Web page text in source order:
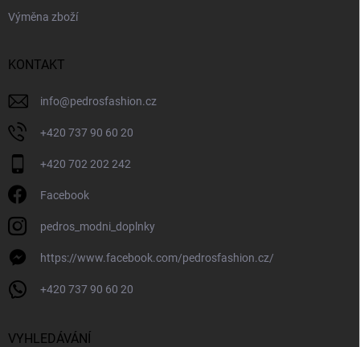
Výměna zboží
KONTAKT
info@pedrosfashion.cz
+420 737 90 60 20
+420 702 202 242
Facebook
pedros_modni_doplnky
https://www.facebook.com/pedrosfashion.cz/
+420 737 90 60 20
VYHLEDÁVÁNÍ